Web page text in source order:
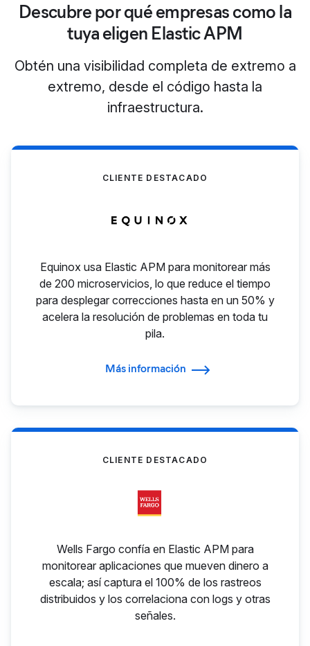
Descubre por qué empresas como la
tuya eligen Elastic APM
Obtén una visibilidad completa de extremo a
extremo, desde el código hasta la
infraestructura.
CLIENTE DESTACADO
Equinox usa Elastic APM para monitorear más
de 200 microservicios, lo que reduce el tiempo
para desplegar correcciones hasta en un 50% y
acelera la resolución de problemas en toda tu
pila.
Más información
CLIENTE DESTACADO
Wells Fargo confía en Elastic APM para
monitorear aplicaciones que mueven dinero a
escala; así captura el 100% de los rastreos
distribuidos y los correlaciona con logs y otras
señales.